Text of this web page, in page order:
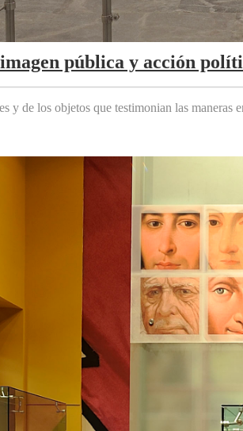
pública y acción
y de los objetos que testimonian las